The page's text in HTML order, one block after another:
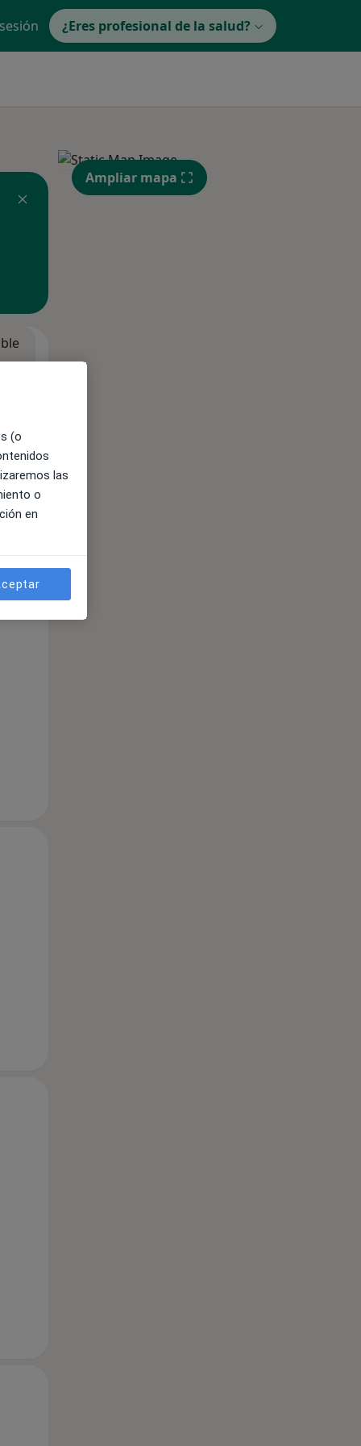
¿Eres profesional de la salud?
Ampliar mapa
(o
las
o
en